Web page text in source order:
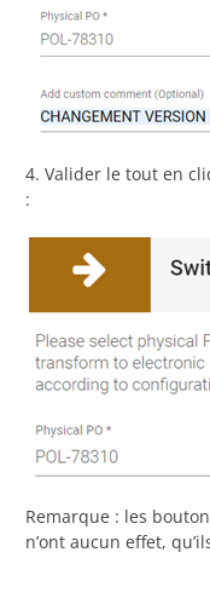
4. Valider le tout en
:
Remarque : les
n’ont aucun effet,